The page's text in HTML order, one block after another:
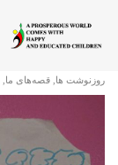
روزنوشت ها قصه‌های ما